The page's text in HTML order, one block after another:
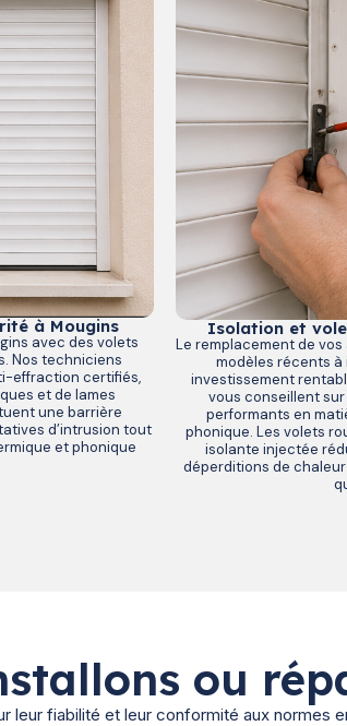
à Mougins
avec des volets
Nos techniciens
effraction certifiés,
et de lames
une barrière
d’intrusion tout
et phonique
Isolation et
Le remplacement de
modèles récents
investissement
vous conseillent
performants en
phonique. Les volets
isolante injectée
déperditions de
ou
fiabilité et leur conformité aux normes